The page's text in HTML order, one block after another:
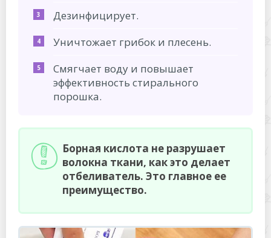
Дезинфицирует.
Уничтожает грибок и плесень.
Смягчает воду и повышает
эффективность стирального
порошка.
Борная кислота не разрушает
волокна ткани, как это делает
отбеливатель. Это главное ее
преимущество.